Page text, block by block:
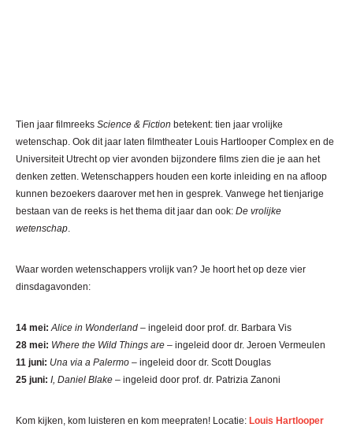
Tien jaar filmreeks Science & Fiction betekent: tien jaar vrolijke
wetenschap. Ook dit jaar laten filmtheater Louis Hartlooper Complex en de
Universiteit Utrecht op vier avonden bijzondere films zien die je aan het
denken zetten. Wetenschappers houden een korte inleiding en na afloop
kunnen bezoekers daarover met hen in gesprek. Vanwege het tienjarige
bestaan van de reeks is het thema dit jaar dan ook: De vrolijke
wetenschap
Waar worden wetenschappers vrolijk van? Je hoort het op deze vier
dinsdagavonden:
14 mei: Alice in Wonderland – ingeleid door prof. dr. Barbara Vis
28 mei: Where the Wild Things are – ingeleid door dr. Jeroen Vermeulen
11 juni: Una via a Palermo – ingeleid door dr. Scott Douglas
25 juni: I, Daniel Blake – ingeleid door prof. dr. Patrizia Zanoni
Kom kijken, kom luisteren en kom meepraten! Locatie: Louis Hartlooper